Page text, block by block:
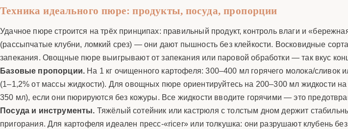
Техника идеального пюре: продукты, посуда, пропорции
Удачное пюре строится на трёх принципах: правильный продукт, контроль влаги и
(рассыпчатые клубни, ломкий срез) — они дают пышность без клейкости. Восковидные
запекания. Овощные пюре выигрывают от запекания или паровой обработки — так вкус
Базовые пропорции. На 1 кг очищенного картофеля: 300–400 мл горячего молока/сливок
(1–1,2% от массы жидкости). Для овощных пюре ориентируйтесь на 200–300 мл жидкости
350 мл), если они пюрируются без кожуры. Все жидкости вводите горячими — это
Посуда и инструменты. Тяжёлый сотейник или кастрюля с толстым дном держит
пригорания. Для картофеля идеален пресс-«ricer» или толкушка: они разрушают клубень